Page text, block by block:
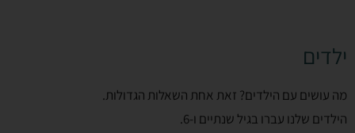
ילדים
מה עושים עם הילדים? זאת אחת השאלות הגדולות.
הילדים שלנו עברו בגיל שנתיים ו-6.